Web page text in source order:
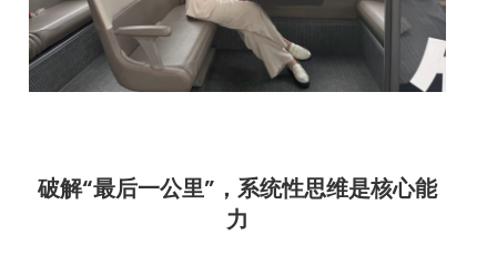
破解“最后一公里” ， 系统性思维是核心能
力